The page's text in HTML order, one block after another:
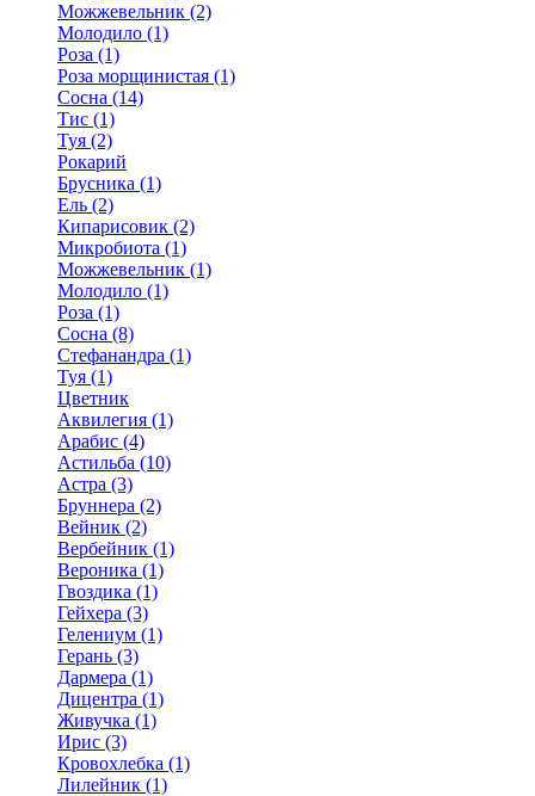
Можжевельник (2)
Молодило (1)
Роза (1)
Роза морщинистая (1)
Сосна (14)
Тис (1)
Туя (2)
Рокарий
Брусника (1)
Ель (2)
Кипарисовик (2)
Микробиота (1)
Можжевельник (1)
Молодило (1)
Роза (1)
Сосна (8)
Стефанандра (1)
Туя (1)
Цветник
Аквилегия (1)
Арабис (4)
Астильба (10)
Астра (3)
Бруннера (2)
Вейник (2)
Вербейник (1)
Вероника (1)
Гвоздика (1)
Гейхера (3)
Гелениум (1)
Герань (3)
Дармера (1)
Дицентра (1)
Живучка (1)
Ирис (3)
Кровохлебка (1)
Лилейник (1)